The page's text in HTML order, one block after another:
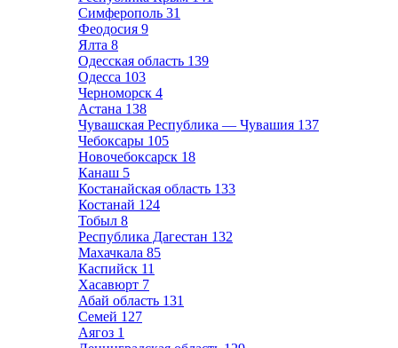
Симферополь 31
Феодосия 9
Ялта 8
Одесская область 139
Одесса 103
Черноморск 4
Астана 138
Чувашская Республика — Чувашия 137
Чебоксары 105
Новочебоксарск 18
Канаш 5
Костанайская область 133
Костанай 124
Тобыл 8
Республика Дагестан 132
Махачкала 85
Каспийск 11
Хасавюрт 7
Абай область 131
Семей 127
Аягоз 1